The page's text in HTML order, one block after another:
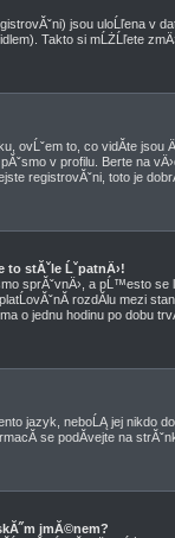
jsou uloĹľena v
Takto si mĹŻĹľete
ovĹˇem to, co vidĂ­te
v profilu. Berte na
registrovĂˇni, toto je
to stĂˇle ĹˇpatnÄ›!
sprĂˇvnÄ›, a pĹ™esto se
rozdĂ­lu mezi
o jednu hodinu po dobu
jazyk, neboĹĄ jej nikdo
se podĂ­vejte na
jmĂ©nem?